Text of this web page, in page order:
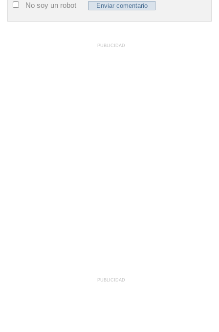
No soy un robot
PUBLICIDAD
PUBLICIDAD